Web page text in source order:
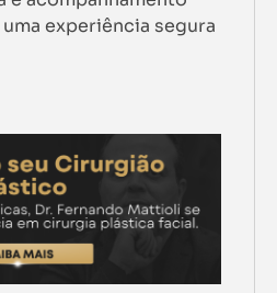
experiência segura